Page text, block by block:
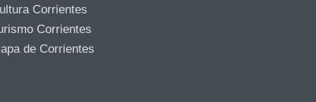
Corrientes
Corrientes
de Corrientes